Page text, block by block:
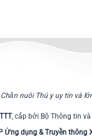
nuôi Thú y uy tín và
, cấp bởi Bộ Thông tin
Ứng dụng & Truyền thông